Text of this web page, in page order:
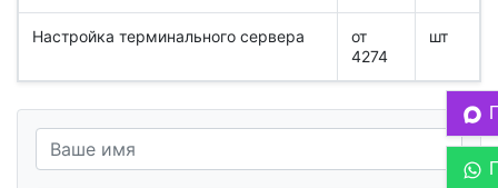
Настройка терминального сервера
от
4274
шт